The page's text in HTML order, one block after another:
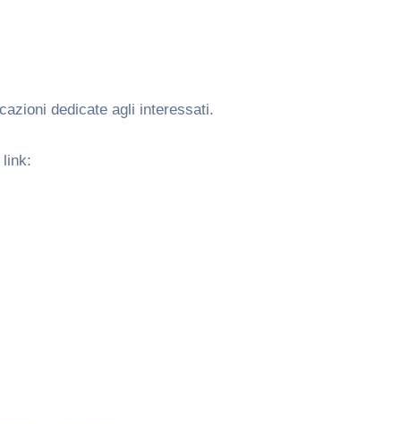
dedicate agli interessati.
link: